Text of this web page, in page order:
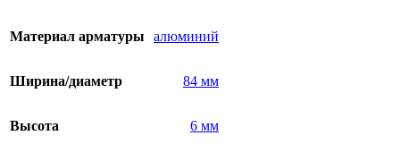
Материал арматуры алюминий
Ширина/диаметр 84 мм
Высота 6 мм